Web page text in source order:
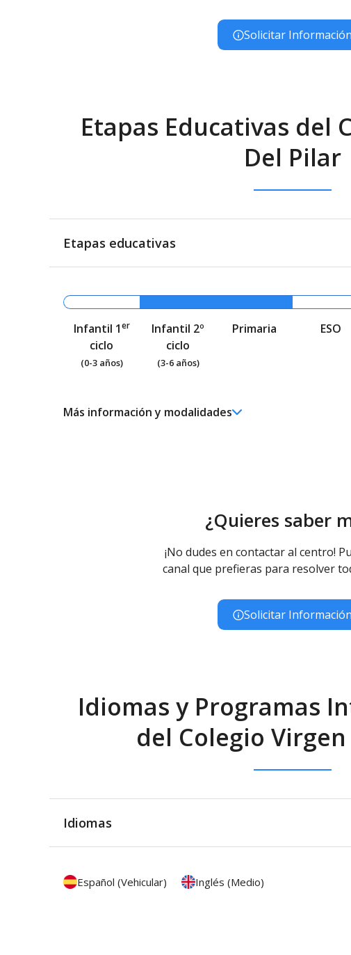
Solicitar Información
Etapas Educativas del
Del Pilar
Etapas educativas
Infantil 1er
ciclo
(0-3 años)
Infantil 2º
ciclo
(3-6 años)
Primaria ESO
Más información y modalidades
Educación Básica Obligatoria para Alumnos con
¿Quieres saber
¡No dudes en contactar al centro!
canal que prefieras para resolver
Solicitar Información
Idiomas y Programas
del Colegio
Idiomas
Español (Vehicular) Inglés (Medio)